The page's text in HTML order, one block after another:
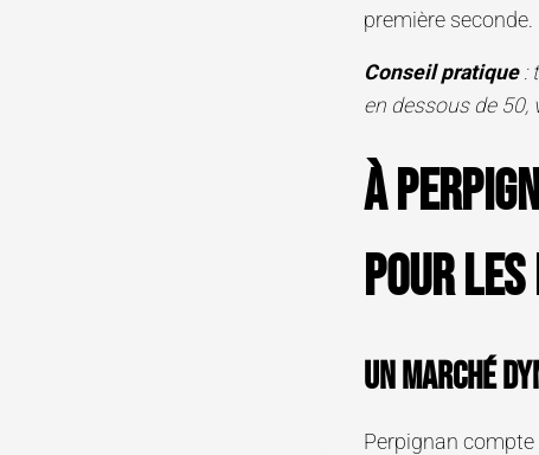
première seconde.
Conseil pratique:
en dessous de 50,
À
pour les
Un marché
Perpignan compte